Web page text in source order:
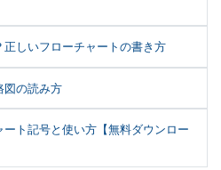
しいフローチャートの書き方
図の読み方
ト記号と使い方【無料ダウンロー